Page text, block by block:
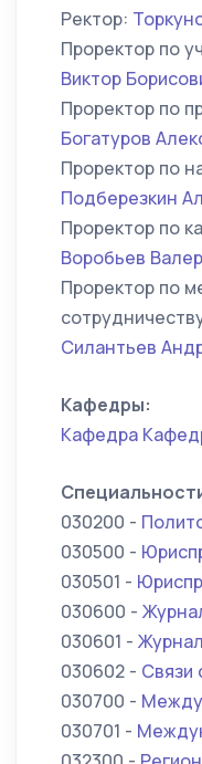
Ректор:
Проректор по
Виктор
Проректор по
Богатуров
Проректор по
Подберезкин
Проректор по
Воробьев
Проректор по
Силантьев
Кафедры:
Кафедра
030200 -
030500 -
030501 -
030600 -
030601 -
030602 - Связи
030700 -
030701 -